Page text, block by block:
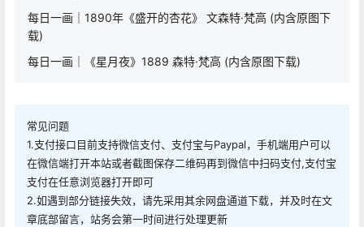
每日一画｜1890年《盛开的杏花》 文森特·梵高 (内含原图下
载)
每日一画｜《星月夜》1889 森特·梵高 (内含原图下载)
常见问题
1.支付接口目前支持微信支付、支付宝与Paypal，手机端用户可以
在微信端打开本站或者截图保存二维码再到微信中扫码支付,支付宝
支付在任意浏览器打开即可
2.如遇到部分链接失效，请先采用其余网盘通道下载，并及时在文
章底部留言，站务会第一时间进行处理更新